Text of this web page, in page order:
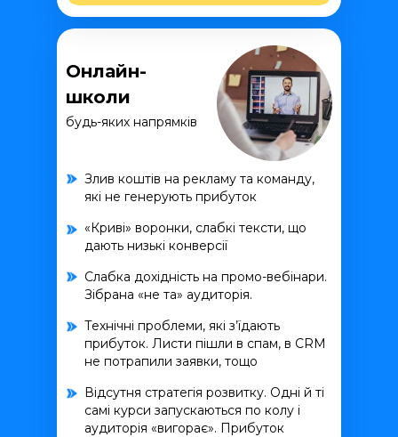
Онлайн-
школи
будь-яких напрямків
Злив коштів на рекламу та команду,
які не генерують прибуток
«Криві» воронки, слабкі тексти, що
дають низькі конверсії
Слабка дохідність на промо-вебінари.
Зібрана «не та» аудиторія.
Технічні проблеми, які з’їдають
прибуток. Листи пішли в спам, в CRM
не потрапили заявки, тощо
Відсутня стратегія розвитку. Одні й ті
самі курси запускаються по колу і
аудиторія «вигорає». Прибуток